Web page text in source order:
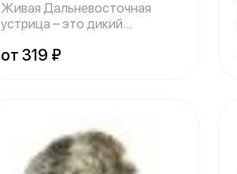
Живая Дальневосточная
устрица – это дикий
от 319 ₽